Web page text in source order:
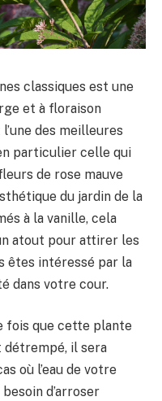
classiques est une
et à floraison
des meilleures
particulier celle qui
de rose mauve
du jardin de la
à la vanille, cela
atout pour attirer les
êtes intéressé par la
dans votre cour.
fois que cette plante
détrempé, il sera
où l’eau de votre
d’arroser